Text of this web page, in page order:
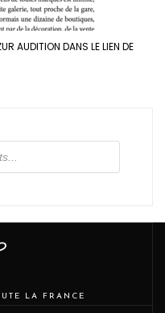
AUDITION DANS LE LIEN DE
LA FRANCE